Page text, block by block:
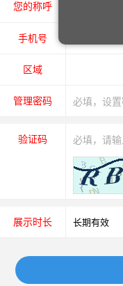
您的称呼
手机号
区域
管理密码
验证码
展示时长